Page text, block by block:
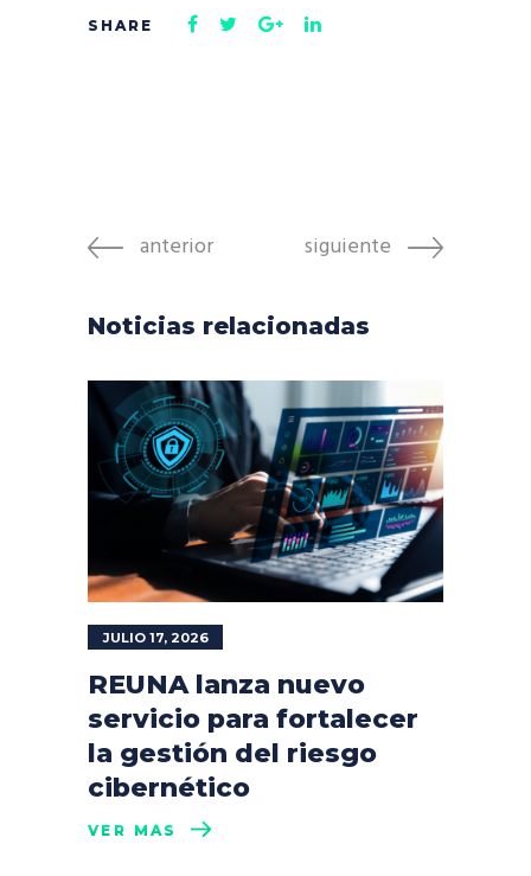
anterior siguiente
Noticias relacionadas
JULIO 17, 2026
REUNA lanza nuevo
servicio para fortalecer
la gestión del riesgo
cibernético
VER MÁS